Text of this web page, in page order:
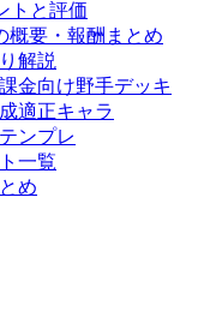
トと評価
概要・報酬まとめ
解説
金向け野手デッキ
適正キャラ
ンプレ
一覧
め